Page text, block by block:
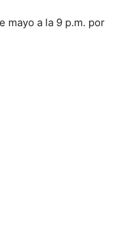
mayo a la 9 p.m. por